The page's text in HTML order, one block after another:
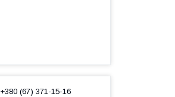
+380 (67) 371-15-16